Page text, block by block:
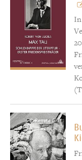
© Renate Graf